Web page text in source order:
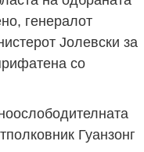
генералот
Јолевски за
со
Гуанзонг